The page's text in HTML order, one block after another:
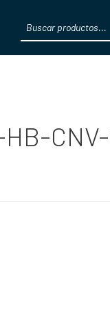
search
CNV-